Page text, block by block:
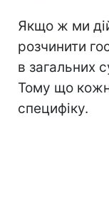
Якщо ж ми
розчинити
в загальних
Тому що
специфіку.